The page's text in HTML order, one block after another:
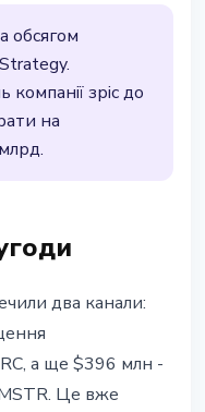
обсягом
зріс до
на
два канали:
а ще $396 млн -
Це вже